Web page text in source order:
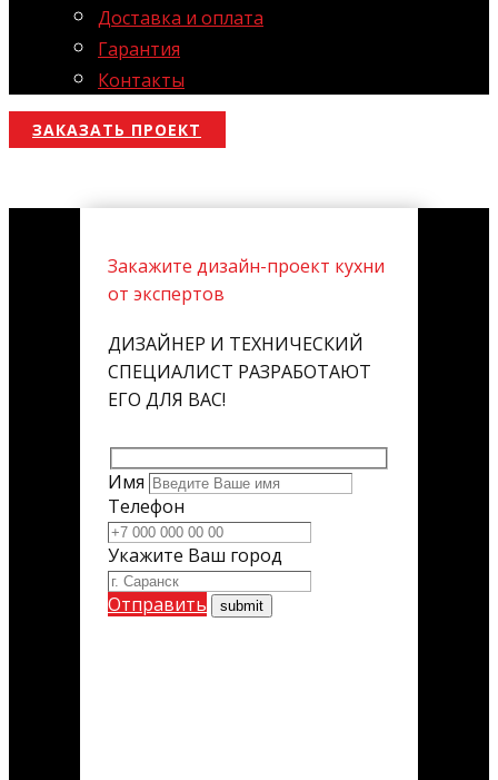
Доставка и оплата
Гарантия
Контакты
ЗАКАЗАТЬ ПРОЕКТ
Закажите дизайн-проект кухни
от экспертов
ДИЗАЙНЕР И ТЕХНИЧЕСКИЙ
СПЕЦИАЛИСТ РАЗРАБОТАЮТ
ЕГО ДЛЯ ВАС!
Имя
Телефон
Укажите Ваш город
Отправить